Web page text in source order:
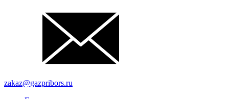
zakaz@gazpribors.ru